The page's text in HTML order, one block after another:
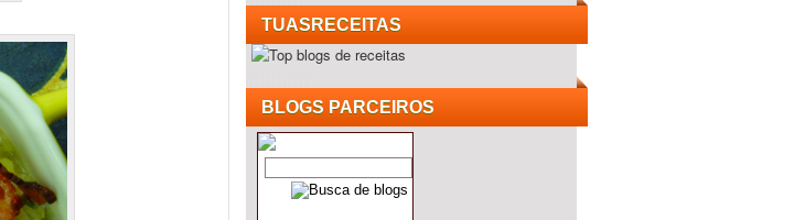
TUASRECEITAS
BLOGS PARCEIROS